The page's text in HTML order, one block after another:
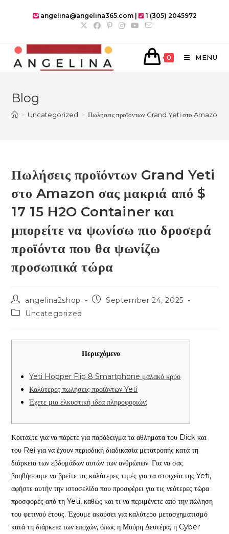
angelina@angelina365.com | 1 (305) 2045972
0 MENU
Blog
> Uncategorized > Πωλήσεις προϊόντων Grand Yeti στο Amazon
Πωλήσεις προϊόντων Grand Yeti
στο Amazon σας μακριά από $
17 15 H2O Container και
μπορείτε να ψωνίσω πιο δροσερά
προϊόντα που θα ψωνίζω
προσωπικά τώρα
Post
author:
angelina2shop
PostSeptember 24, 2025
PostUncategorized
Περιεχόμενο
Yeti Hopper Flip 8 Smartphone μαλακό κρύο
Καλύτερες πωλήσεις προϊόντων Yeti
Έχετε μια ελκυστική ιδέα πληροφοριών;
Κοιτάξτε για να πάρετε για παράδειγμα τα αθλήματα του Dick και
του Rei για να έχουν περιοδική διαδικασία μετατροπής κατά τη
διάρκεια των εβδομάδων αυτών των ανθρώπων. Για να σας
βοηθήσουμε να βρείτε τις καλύτερες τιμές για τα στοιχεία της Yeti,
αφήστε αυτήν την ιστοσελίδα που προσφέρει για τις νεότερες τώρα
προσφορές από τη Yeti, καθώς και τι να περιμένετε από την πώληση
του φετινού έτους.Έχουμε ακούσει για καλύτερο μετασχηματισμό
κατά τη διάρκεια των εποχών, όπως η Μαύρη Δευτέρα, η Cyber ​​